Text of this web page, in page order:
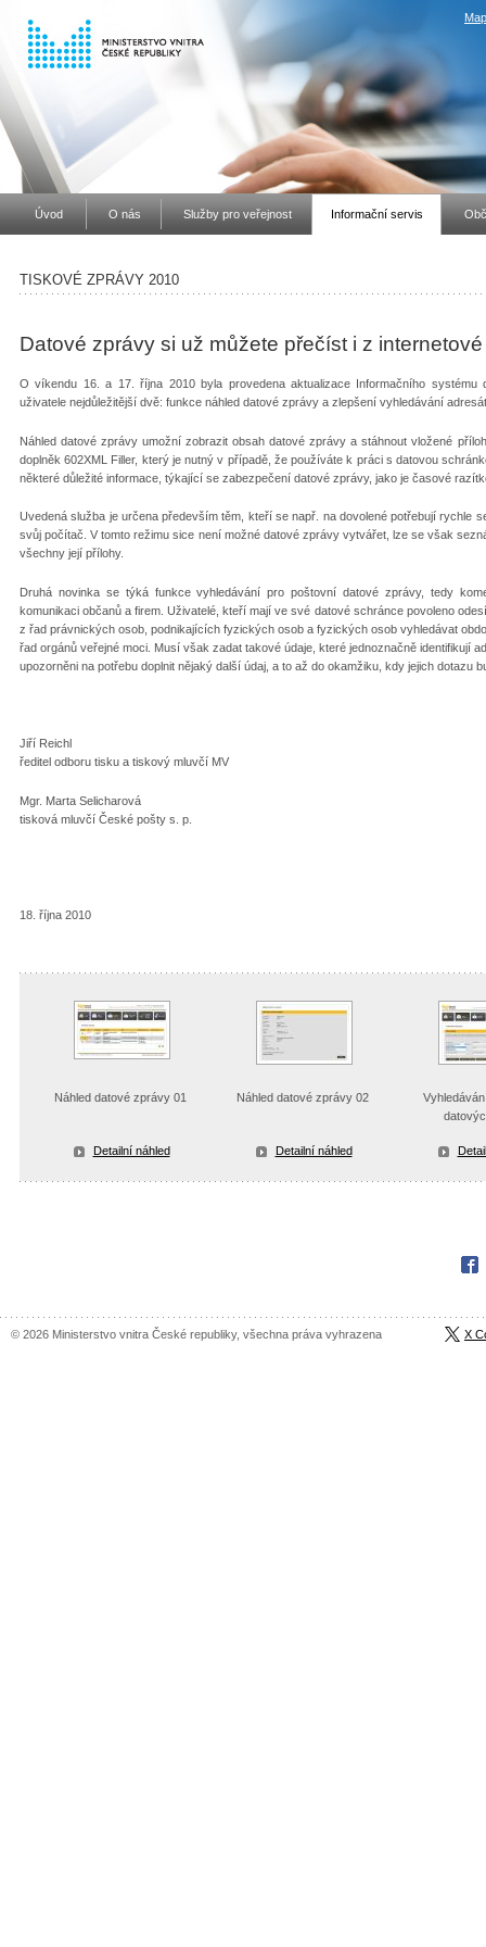
Úvod O nás Služby pro veřejnost Informační servis
TISKOVÉ ZPRÁVY 2010
Datové zprávy si už můžete přečíst i z
O víkendu 16. a 17. října 2010 byla provedena aktualizace Informačního
uživatele nejdůležitější dvě: funkce náhled datové zprávy a zlepšení vyhledávání
Náhled datové zprávy umožní zobrazit obsah datové zprávy a stáhnout vložené
doplněk 602XML Filler, který je nutný v případě, že používáte k práci s datovou
některé důležité informace, týkající se zabezpečení datové zprávy, jako je časové
Uvedená služba je určena především těm, kteří se např. na dovolené potřebují rychle
svůj počítač. V tomto režimu sice není možné datové zprávy vytvářet, lze se však
všechny její přílohy.
Druhá novinka se týká funkce vyhledávání pro poštovní datové zprávy, tedy
komunikaci občanů a firem. Uživatelé, kteří mají ve své datové schránce povoleno
z řad právnických osob, podnikajících fyzických osob a fyzických osob vyhledávat
řad orgánů veřejné moci. Musí však zadat takové údaje, které jednoznačně identifikují
upozorněni na potřebu doplnit nějaký další údaj, a to až do okamžiku, kdy jejich dotazu
Jiří Reichl
ředitel odboru tisku a tiskový mluvčí MV
Mgr. Marta Selicharová
tisková mluvčí České pošty s. p.
18. října 2010
Náhled datové zprávy 01
Detailní náhled
Náhled datové zprávy 02
Detailní náhled
© 2026 Ministerstvo vnitra České republiky, všechna práva vyhrazena X